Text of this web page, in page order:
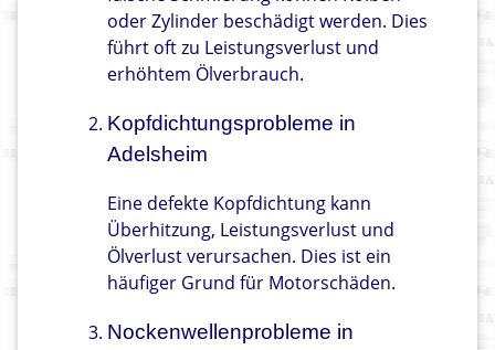
oder Zylinder beschädigt werden. Dies
führt oft zu Leistungsverlust und
erhöhtem Ölverbrauch.
Kopfdichtungsprobleme in
Adelsheim
Eine defekte Kopfdichtung kann
Überhitzung, Leistungsverlust und
Ölverlust verursachen. Dies ist ein
häufiger Grund für Motorschäden.
Nockenwellenprobleme in